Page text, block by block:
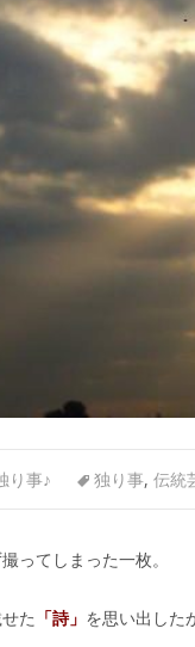
り事♪ 独り事, 伝統
ってしまった一枚。
た 「詩」 を思い出した